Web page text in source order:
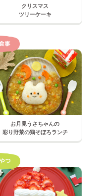
クリスマス
ツリーケーキ
お月見うさちゃんの
彩り野菜の鶏そぼろランチ